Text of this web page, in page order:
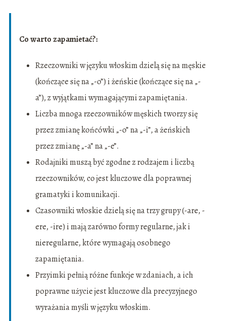
Co warto zapamietać?:
Rzeczowniki w języku włoskim dzielą się na męskie
(kończące się na „-o”) i żeńskie (kończące się na „-
a”), z wyjątkami wymagającymi zapamiętania.
Liczba mnoga rzeczowników męskich tworzy się
przez zmianę końcówki „-o” na „-i”, a żeńskich
przez zmianę „-a” na „-e”.
Rodajniki muszą być zgodne z rodzajem i liczbą
rzeczowników, co jest kluczowe dla poprawnej
gramatyki i komunikacji.
Czasowniki włoskie dzielą się na trzy grupy (-are, -
ere, -ire) i mają zarówno formy regularne, jak i
nieregularne, które wymagają osobnego
zapamiętania.
Przyimki pełnią różne funkcje w zdaniach, a ich
poprawne użycie jest kluczowe dla precyzyjnego
wyrażania myśli w języku włoskim.